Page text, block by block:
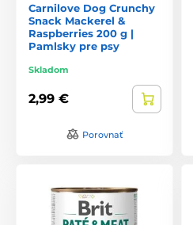
Carnilove Dog Crunchy
Snack Mackerel &
Raspberries 200 g |
Pamlsky pre psy
Skladom
2,99 €
Porovnať